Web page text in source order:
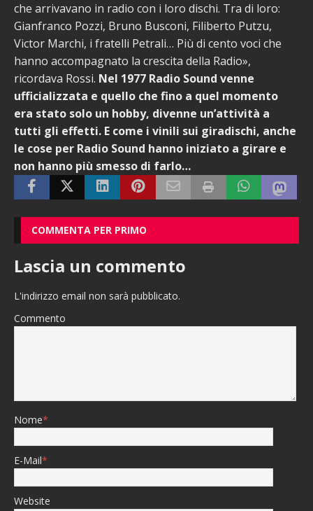
che arrivavano in radio con i loro dischi. Tra di loro:
Gianfranco Pozzi, Bruno Busconi, Filiberto Putzu,
Victor Marchi, i fratelli Petrali… Più di cento voci che
hanno accompagnato la crescita della Radio»,
ricordava Rossi. Nel 1977 Radio Sound venne
ufficializzata e quello che fino a quel momento
era stato solo un hobby, divenne un’attività a
tutti gli effetti. E come i vinili sui giradischi, anche
le cose per Radio Sound hanno iniziato a girare e
non hanno più smesso di farlo…
COMMENTA PER PRIMO
Lascia un commento
L'indirizzo email non sarà pubblicato.
Commento
Nome*
E-Mail*
Website